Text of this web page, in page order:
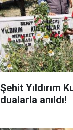
Şehit Yıldırım
dualarla anıldı!